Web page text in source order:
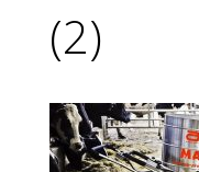
(2)